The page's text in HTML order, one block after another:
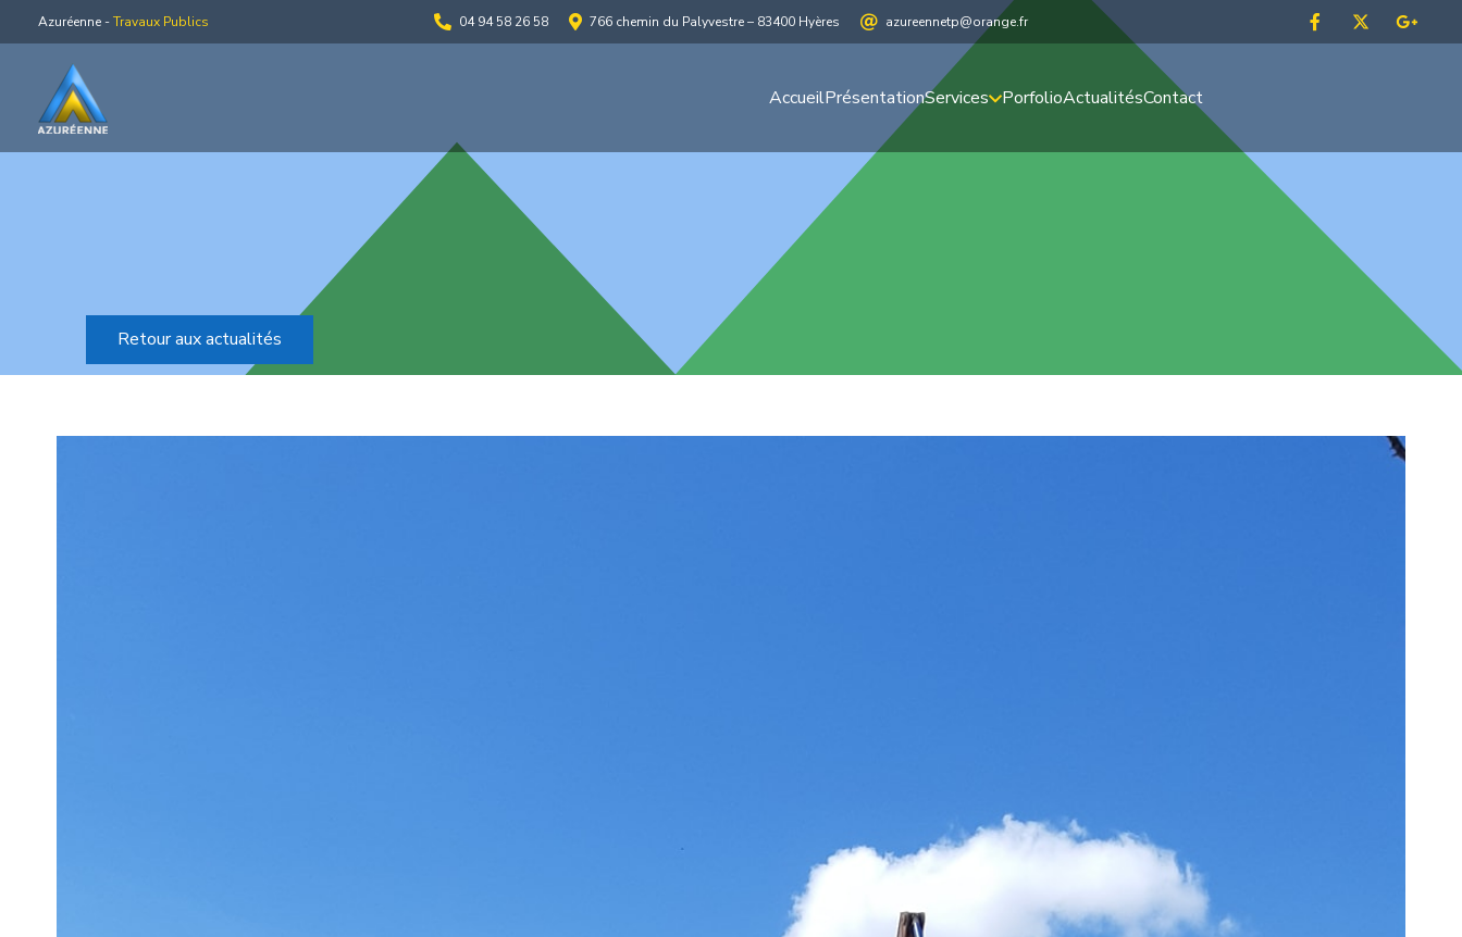
Azuréenne -Travaux Publics 04 94 58 26 58 766 chemin du Palyvestre – 83400 Hyères azureennetp@orange.fr
AccueilPrésentationServices PorfolioActualitésContact
Retour aux actualités